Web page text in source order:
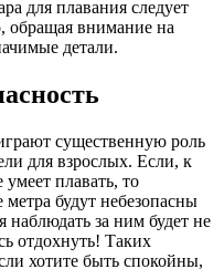
для плавания следует
обращая внимание на
детали.
существенную роль
для взрослых. Если, к
плавать, то
будут небезопасны
наблюдать за ним будет не
отдохнуть! Таких
хотите быть спокойны,